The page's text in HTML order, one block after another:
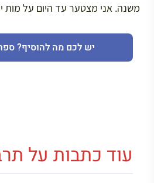
משנה. אני מצטער עד היום על מות
יש לכם מה להוסיף?
עוד כתבות על